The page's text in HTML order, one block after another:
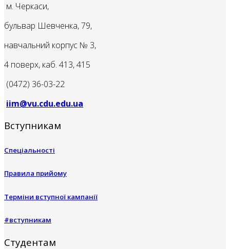
м. Черкаси,
бульвар Шевченка, 79,
навчальний корпус № 3,
4 поверх, каб. 413, 415
(0472) 36-03-22
iim@vu.cdu.edu.ua
Вступникам
Спеціальності
Правила прийому
Терміни вступної кампанії
#вступникам
Студентам